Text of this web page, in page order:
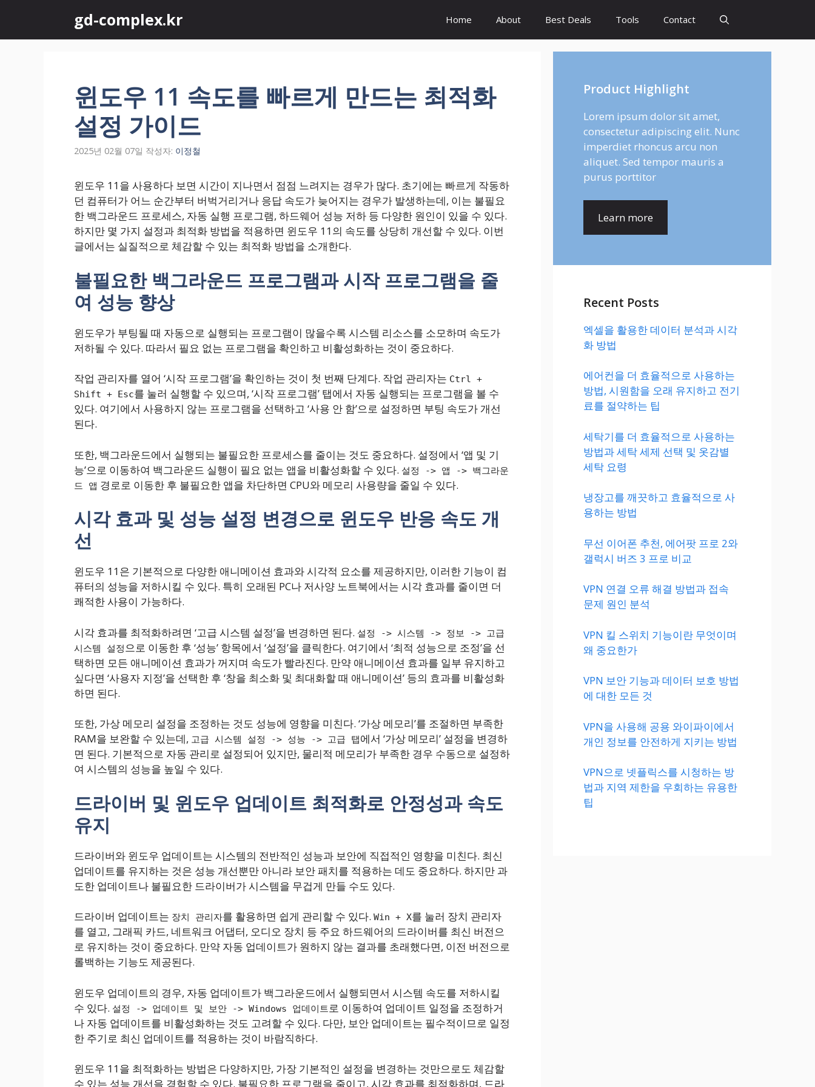
츠
gd-complex.kr Home About Best Deals Tools Contact
윈도우 11 속도를 빠르게 만드는 최적화
설정 가이드
2025년 02월 07일 작성자: 이정철
윈도우 11을 사용하다 보면 시간이 지나면서 점점 느려지는 경우가 많다. 초기에는 빠르게 작동하
던 컴퓨터가 어느 순간부터 버벅거리거나 응답 속도가 늦어지는 경우가 발생하는데, 이는 불필요
한 백그라운드 프로세스, 자동 실행 프로그램, 하드웨어 성능 저하 등 다양한 원인이 있을 수 있다.
하지만 몇 가지 설정과 최적화 방법을 적용하면 윈도우 11의 속도를 상당히 개선할 수 있다. 이번
글에서는 실질적으로 체감할 수 있는 최적화 방법을 소개한다.
불필요한 백그라운드 프로그램과 시작 프로그램을 줄
여 성능 향상
윈도우가 부팅될 때 자동으로 실행되는 프로그램이 많을수록 시스템 리소스를 소모하며 속도가
저하될 수 있다. 따라서 필요 없는 프로그램을 확인하고 비활성화하는 것이 중요하다.
작업 관리자를 열어 ‘시작 프로그램’을 확인하는 것이 첫 번째 단계다. 작업 관리자는 Ctrl +
Shift + Esc를 눌러 실행할 수 있으며, ‘시작 프로그램’ 탭에서 자동 실행되는 프로그램을 볼 수
있다. 여기에서 사용하지 않는 프로그램을 선택하고 ‘사용 안 함’으로 설정하면 부팅 속도가 개선
된다.
또한, 백그라운드에서 실행되는 불필요한 프로세스를 줄이는 것도 중요하다. 설정에서 ‘앱 및 기
능’으로 이동하여 백그라운드 실행이 필요 없는 앱을 비활성화할 수 있다. 설정 -> 앱 -> 백그라운
드 앱 경로로 이동한 후 불필요한 앱을 차단하면 CPU와 메모리 사용량을 줄일 수 있다.
시각 효과 및 성능 설정 변경으로 윈도우 반응 속도 개
선
윈도우 11은 기본적으로 다양한 애니메이션 효과와 시각적 요소를 제공하지만, 이러한 기능이 컴
퓨터의 성능을 저하시킬 수 있다. 특히 오래된 PC나 저사양 노트북에서는 시각 효과를 줄이면 더
쾌적한 사용이 가능하다.
시각 효과를 최적화하려면 ‘고급 시스템 설정’을 변경하면 된다. 설정 -> 시스템 -> 정보 -> 고급
시스템 설정으로 이동한 후 ‘성능’ 항목에서 ‘설정’을 클릭한다. 여기에서 ‘최적 성능으로 조정’을 선
택하면 모든 애니메이션 효과가 꺼지며 속도가 빨라진다. 만약 애니메이션 효과를 일부 유지하고
싶다면 ‘사용자 지정’을 선택한 후 ‘창을 최소화 및 최대화할 때 애니메이션’ 등의 효과를 비활성화
하면 된다.
또한, 가상 메모리 설정을 조정하는 것도 성능에 영향을 미친다. ‘가상 메모리’를 조절하면 부족한
RAM을 보완할 수 있는데, 고급 시스템 설정 -> 성능 -> 고급 탭에서 ‘가상 메모리’ 설정을 변경하
면 된다. 기본적으로 자동 관리로 설정되어 있지만, 물리적 메모리가 부족한 경우 수동으로 설정하
여 시스템의 성능을 높일 수 있다.
드라이버 및 윈도우 업데이트 최적화로 안정성과 속도
유지
드라이버와 윈도우 업데이트는 시스템의 전반적인 성능과 보안에 직접적인 영향을 미친다. 최신
업데이트를 유지하는 것은 성능 개선뿐만 아니라 보안 패치를 적용하는 데도 중요하다. 하지만 과
도한 업데이트나 불필요한 드라이버가 시스템을 무겁게 만들 수도 있다.
드라이버 업데이트는 장치 관리자를 활용하면 쉽게 관리할 수 있다. Win + X를 눌러 장치 관리자
를 열고, 그래픽 카드, 네트워크 어댑터, 오디오 장치 등 주요 하드웨어의 드라이버를 최신 버전으
로 유지하는 것이 중요하다. 만약 자동 업데이트가 원하지 않는 결과를 초래했다면, 이전 버전으로
롤백하는 기능도 제공된다.
윈도우 업데이트의 경우, 자동 업데이트가 백그라운드에서 실행되면서 시스템 속도를 저하시킬
수 있다. 설정 -> 업데이트 및 보안 -> Windows 업데이트로 이동하여 업데이트 일정을 조정하거
나 자동 업데이트를 비활성화하는 것도 고려할 수 있다. 다만, 보안 업데이트는 필수적이므로 일정
한 주기로 최신 업데이트를 적용하는 것이 바람직하다.
윈도우 11을 최적화하는 방법은 다양하지만, 가장 기본적인 설정을 변경하는 것만으로도 체감할
수 있는 성능 개선을 경험할 수 있다. 불필요한 프로그램을 줄이고, 시각 효과를 최적화하며, 드라
Product Highlight
Lorem ipsum dolor sit amet,
consectetur adipiscing elit. Nunc
imperdiet rhoncus arcu non
aliquet. Sed tempor mauris a
purus porttitor
Learn more
Recent Posts
엑셀을 활용한 데이터 분석과 시각
화 방법
에어컨을 더 효율적으로 사용하는
방법, 시원함을 오래 유지하고 전기
료를 절약하는 팁
세탁기를 더 효율적으로 사용하는
방법과 세탁 세제 선택 및 옷감별
세탁 요령
냉장고를 깨끗하고 효율적으로 사
용하는 방법
무선 이어폰 추천, 에어팟 프로 2와
갤럭시 버즈 3 프로 비교
VPN 연결 오류 해결 방법과 접속
문제 원인 분석
VPN 킬 스위치 기능이란 무엇이며
왜 중요한가
VPN 보안 기능과 데이터 보호 방법
에 대한 모든 것
VPN을 사용해 공용 와이파이에서
개인 정보를 안전하게 지키는 방법
VPN으로 넷플릭스를 시청하는 방
법과 지역 제한을 우회하는 유용한
팁